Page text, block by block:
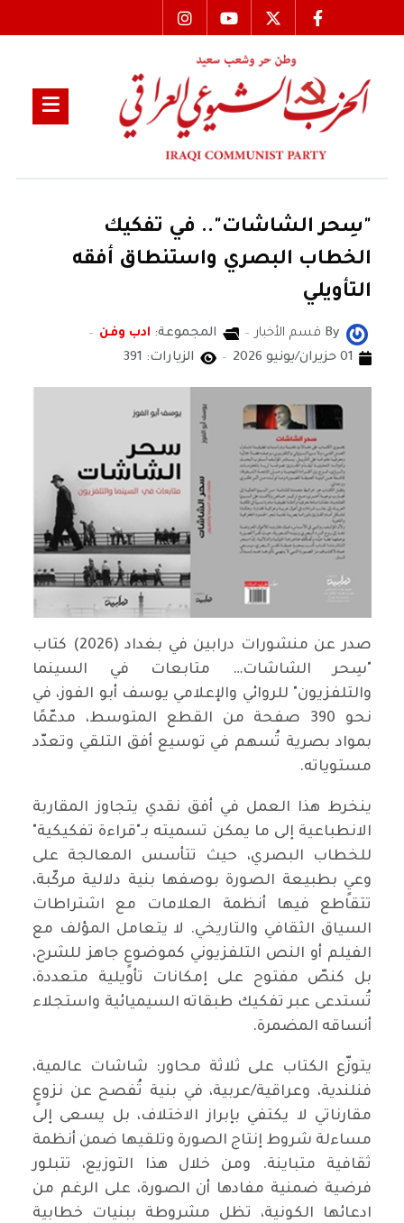
"سِحر الشاشات".. في تفكيك
الخطاب البصري واستنطاق أفقه
التأويلي
By قسم الأخبار المجموعة: ادب وفن
01 حزيران/يونيو 2026
الزيارات: 391
صدر عن منشورات درابين في بغداد (2026) كتاب
"سِحر الشاشات… متابعات في السينما
والتلفزيون" للروائي والإعلامي يوسف أبو الفوز، في
نحو 390 صفحة من القطع المتوسط، مدعّمًا
بمواد بصرية تُسهم في توسيع أفق التلقي وتعدّد
مستوياته.
ينخرط هذا العمل في أفق نقدي يتجاوز المقاربة
الانطباعية إلى ما يمكن تسميته بـ"قراءة تفكيكية"
للخطاب البصري، حيث تتأسس المعالجة على
وعيٍ بطبيعة الصورة بوصفها بنية دلالية مركّبة،
تتقاطع فيها أنظمة العلامات مع اشتراطات
السياق الثقافي والتاريخي. لا يتعامل المؤلف مع
الفيلم أو النص التلفزيوني كموضوعٍ جاهز للشرح،
بل كنصّ مفتوح على إمكانات تأويلية متعددة،
تُستدعى عبر تفكيك طبقاته السيميائية واستجلاء
أنساقه المضمرة.
يتوزّع الكتاب على ثلاثة محاور: شاشات عالمية،
فنلندية، وعراقية/عربية، في بنية تُفصح عن نزوعٍ
مقارناتي لا يكتفي بإبراز الاختلاف، بل يسعى إلى
مساءلة شروط إنتاج الصورة وتلقيها ضمن أنظمة
ثقافية متباينة. ومن خلال هذا التوزيع، تتبلور
فرضية ضمنية مفادها أن الصورة، على الرغم من
ادعائها الكونية، تظل مشروطة ببنيات خطابية